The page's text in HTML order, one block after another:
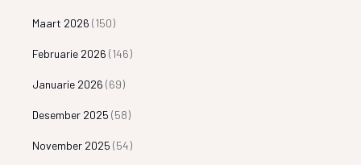
Maart 2026 (150)
Februarie 2026 (146)
Januarie 2026 (69)
Desember 2025 (58)
November 2025 (54)